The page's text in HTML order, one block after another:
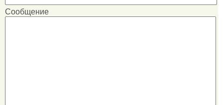
Сообщение